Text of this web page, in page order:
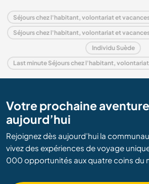
Individu Suède
Votre prochaine
aujourd’hui
Rejoignez dès aujourd’hui la
vivez des expériences de voyage
000 opportunités aux quatre coins du